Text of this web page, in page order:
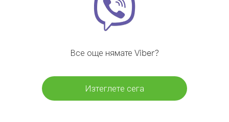
Все още нямате Viber?
Изтеглете сега